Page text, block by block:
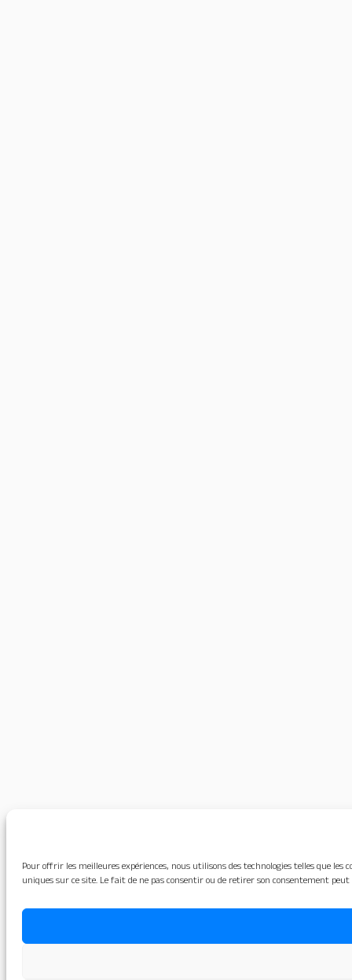
Pour offrir les meilleures expériences, nous utilisons des technologies telles que
uniques sur ce site. Le fait de ne pas consentir ou de retirer son consentement